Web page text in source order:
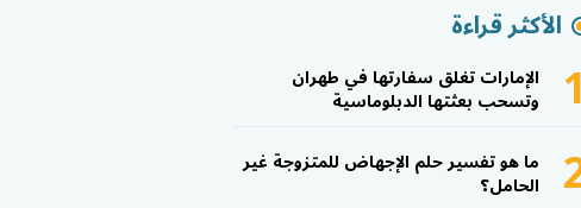
الأكثر قراءة
1 الإمارات تغلق سفارتها في طهران
وتسحب بعثتها الدبلوماسية
ما هو تفسير حلم الإجهاض للمتزوجة غير
الحامل؟